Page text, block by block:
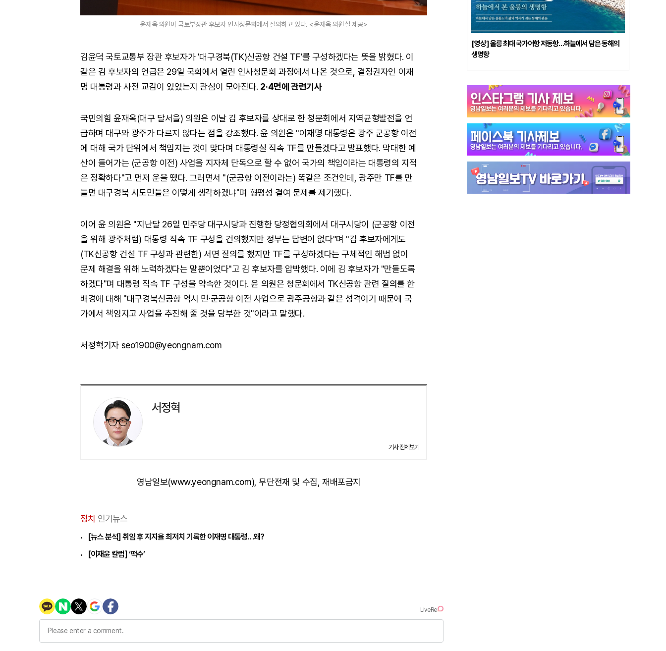
윤재옥 의원이 국토부장관 후보자 인사청문회에서 질의하고 있다. <윤재옥 의원실 제공>
김윤덕 국토교통부 장관 후보자가 '대구경북(TK)신공항 건설 TF'를 구성하겠다는 뜻을 밝혔다. 이
같은 김 후보자의 언급은 29일 국회에서 열린 인사청문회 과정에서 나온 것으로, 결정권자인 이재
명 대통령과 사전 교감이 있었는지 관심이 모아진다. 2·4면에 관련기사
국민의힘 윤재옥(대구 달서을) 의원은 이날 김 후보자를 상대로 한 청문회에서 지역균형발전을 언
급하며 대구와 광주가 다르지 않다는 점을 강조했다. 윤 의원은 "이재명 대통령은 광주 군공항 이전
에 대해 국가 단위에서 책임지는 것이 맞다며 대통령실 직속 TF를 만들겠다고 발표했다. 막대한 예
산이 들어가는 (군공항 이전) 사업을 지자체 단독으로 할 수 없어 국가의 책임이라는 대통령의 지적
은 정확하다"고 먼저 운을 뗐다. 그러면서 "(군공항 이전이라는) 똑같은 조건인데, 광주만 TF를 만
들면 대구경북 시도민들은 어떻게 생각하겠냐"며 형평성 결여 문제를 제기했다.
이어 윤 의원은 "지난달 26일 민주당 대구시당과 진행한 당정협의회에서 대구시당이 (군공항 이전
을 위해 광주처럼) 대통령 직속 TF 구성을 건의했지만 정부는 답변이 없다"며 "김 후보자에게도
(TK신공항 건설 TF 구성과 관련한) 서면 질의를 했지만 TF를 구성하겠다는 구체적인 해법 없이
문제 해결을 위해 노력하겠다는 말뿐이었다"고 김 후보자를 압박했다. 이에 김 후보자가 "만들도록
하겠다"며 대통령 직속 TF 구성을 약속한 것이다. 윤 의원은 청문회에서 TK신공항 관련 질의를 한
배경에 대해 "대구경북신공항 역시 민·군공항 이전 사업으로 광주공항과 같은 성격이기 때문에 국
가에서 책임지고 사업을 추진해 줄 것을 당부한 것"이라고 말했다.
서정혁기자 seo1900@yeongnam.com
서정혁
기사 전체보기
영남일보(www.yeongnam.com), 무단전재 및 수집, 재배포금지
정치 인기뉴스
[뉴스 분석] 취임 후 지지율 최저치 기록한 이재명 대통령…왜?
[이재윤 칼럼] ‘떡수’
[영상] 울릉 최대 국가어항 저동항…하늘에서 담은 동해의
생명항